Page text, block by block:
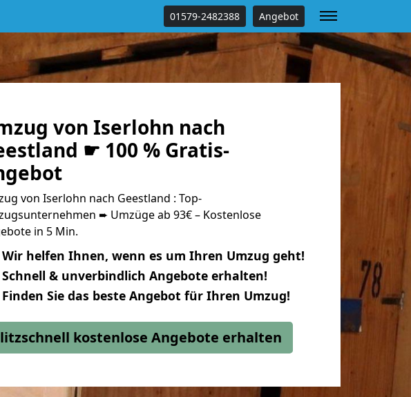
01579-2482388 Angebot
von Iserlohn nach
☛ 100 % Gratis-
von Iserlohn nach Geestland : Top-
➨ Umzüge ab 93€ – Kostenlose
in 5 Min.
Wir helfen Ihnen, wenn es um Ihren Umzug geht!
Schnell & unverbindlich Angebote erhalten!
Finden Sie das beste Angebot für Ihren Umzug!
kostenlose Angebote erhalten